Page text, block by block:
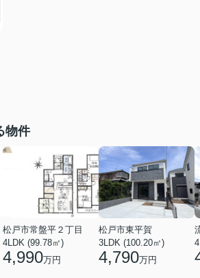
物件
松戸市常盤平２丁目
4LDK (99.78㎡)
4,990万円
松戸市東平賀
3LDK (100.20㎡)
4,790万円